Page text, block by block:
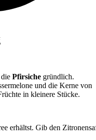
Pfirsiche gründlich.
und die Kerne von
in kleinere Stücke.
erhältst. Gib den